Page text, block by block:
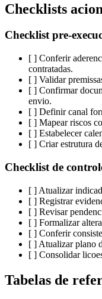
Checklists
Checklist pre-
[ ] Conferir
contratadas.
[ ] Validar
[ ] Confirmar
envio.
[ ] Definir canal
[ ] Mapear riscos
[ ] Estabelecer
[ ] Criar estrutura
Checklist de
[ ] Atualizar
[ ] Registrar
[ ] Revisar
[ ] Formalizar
[ ] Conferir
[ ] Atualizar plano
[ ] Consolidar
Tabelas de